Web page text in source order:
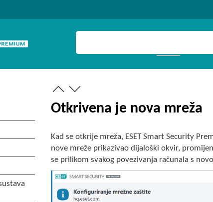
Otkrivena je nova mreža
Kad se otkrije mreža, ESET Smart Security
nove mreže prikazivao dijaloški okvir,
se prilikom svakog povezivanja računala s